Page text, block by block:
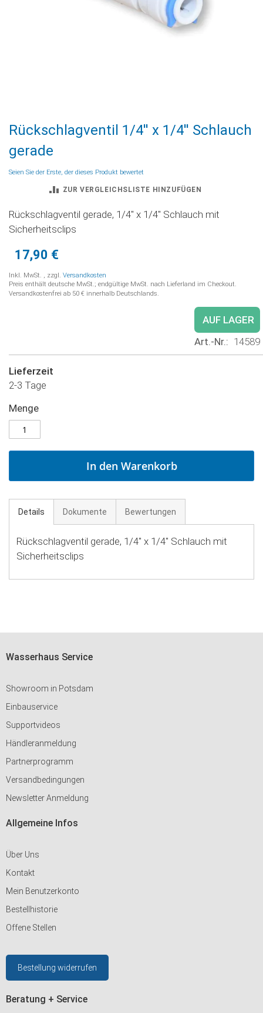
Anfang
Bildgalerie
springen
Rückschlagventil 1/4'' x 1/4'' Schlauch
gerade
Seien Sie der Erste, der dieses Produkt bewertet
ZUR VERGLEICHSLISTE HINZUFÜGEN
Rückschlagventil gerade, 1/4'' x 1/4'' Schlauch mit
Sicherheitsclips
17,90 €
Inkl. MwSt. , zzgl. Versandkosten
Preis enthält deutsche MwSt.; endgültige MwSt. nach Lieferland im Checkout.
Versandkostenfrei ab 50 € innerhalb Deutschlands.
AUF LAGER
Art.-Nr.
14589
Lieferzeit
2-3 Tage
Menge
In den Warenkorb
Details Dokumente Bewertungen
Rückschlagventil gerade, 1/4'' x 1/4'' Schlauch mit
Sicherheitsclips
Wasserhaus Service
Showroom in Potsdam
Einbauservice
Supportvideos
Händleranmeldung
Partnerprogramm
Versandbedingungen
Newsletter Anmeldung
Allgemeine Infos
Über Uns
Kontakt
Mein Benutzerkonto
Bestellhistorie
Offene Stellen
Bestellung widerrufen
Beratung + Service